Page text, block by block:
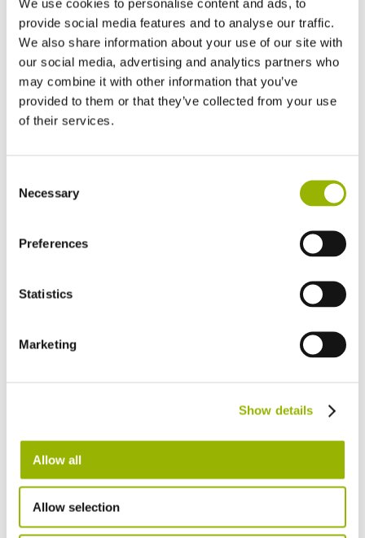
We use cookies to personalise content and ads, to
provide social media features and to analyse our traffic.
We also share information about your use of our site with
our social media, advertising and analytics partners who
may combine it with other information that you’ve
provided to them or that they’ve collected from your use
of their services.
Selection
Necessary
Preferences
Statistics
Marketing
Show details
Allow all
Allow selection
LO-CHLOR Filter
Reiniger
€17,95
Aquakristal
Navulflessen
€ 69,00